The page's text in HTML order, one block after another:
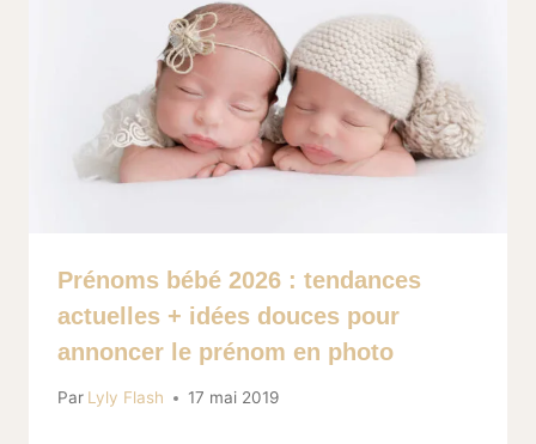
Prénoms bébé 2026 : tendances
actuelles + idées douces pour
annoncer le prénom en photo
Par Lyly Flash 17 mai 2019